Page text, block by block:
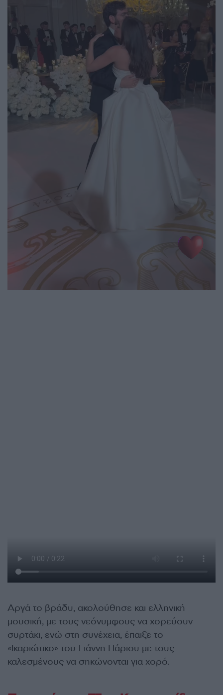
Αργά το βράδυ, ακολούθησε και ελληνική
μουσική, με τους νεόνυμφους να χορεύουν
συρτάκι, ενώ στη συνέχεια, έπαιξε το
«Ικαριώτικο» του Γιάννη Πάριου με τους
καλεσμένους να σηκώνονται για χορό.